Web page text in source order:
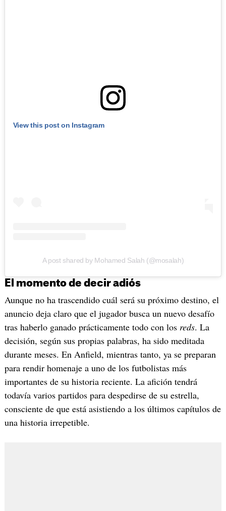
View this post on Instagram
A post shared by Mohamed Salah (@mosalah)
El momento de decir adiós
Aunque no ha trascendido cuál será su próximo destino, el
anuncio deja claro que el jugador busca un nuevo desafío
tras haberlo ganado prácticamente todo con los reds. La
decisión, según sus propias palabras, ha sido meditada
durante meses. En Anfield, mientras tanto, ya se preparan
para rendir homenaje a uno de los futbolistas más
importantes de su historia reciente. La afición tendrá
todavía varios partidos para despedirse de su estrella,
consciente de que está asistiendo a los últimos capítulos de
una historia irrepetible.